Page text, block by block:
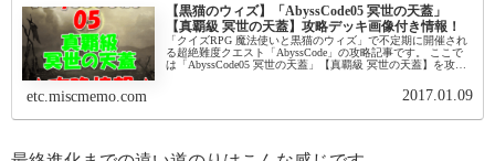
【黒猫のウィズ】「AbyssCode05 冥世の天蓋」
【真覇級 冥世の天蓋】攻略デッキ画像付き情報！
「クイズRPG 魔法使いと黒猫のウィズ」で不定期に開催され
る超絶難度クエスト「AbyssCode」の攻略記事です。 ここで
は「AbyssCode05 冥世の天蓋」【真覇級 冥世の天蓋】を攻略
etc.miscmemo.com 2017.01.09